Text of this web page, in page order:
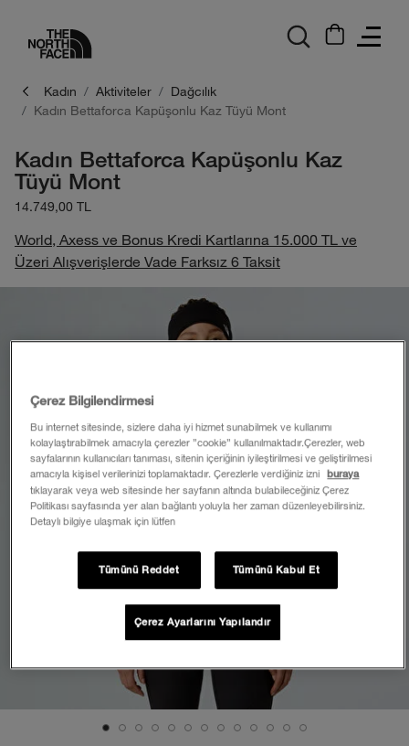
Kadın Aktiviteler
Dağcılık
Kadın Bettaforca Kapüşonlu Kaz Tüyü Mont
Kadın Bettaforca Kapüşonlu Kaz
Tüyü Mont
14.749,00 TL
World, Axess ve Bonus Kredi Kartlarına 15.000 TL ve
Üzeri Alışverişlerde Vade Farksız 6 Taksit
Çerez Bilgilendirmesi
Bu internet sitesinde, sizlere daha iyi hizmet sunabilmek ve kullanımı
kolaylaştırabilmek amacıyla çerezler ”cookie” kullanılmaktadır.Çerezler, web
sayfalarının kullanıcıları tanıması, sitenin içeriğinin iyileştirilmesi ve geliştirilmesi
amacıyla kişisel verilerinizi toplamaktadır. Çerezlerle verdiğiniz izni
buraya
tıklayarak veya web sitesinde her sayfanın altında bulabileceğiniz Çerez
Politikası sayfasında yer alan bağlantı yoluyla her zaman düzenleyebilirsiniz.
Detaylı bilgiye ulaşmak için lütfen
Tümünü Reddet Tümünü Kabul Et
Çerez Ayarlarını Yapılandır